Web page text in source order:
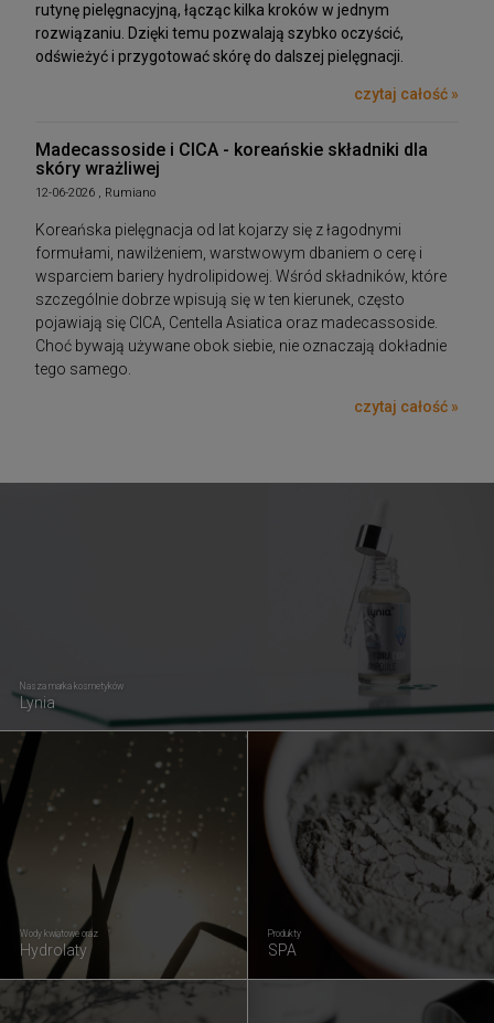
rutynę pielęgnacyjną, łącząc kilka kroków w jednym
rozwiązaniu. Dzięki temu pozwalają szybko oczyścić,
odświeżyć i przygotować skórę do dalszej pielęgnacji.
czytaj całość »
Madecassoside i CICA - koreańskie składniki dla
skóry wrażliwej
12-06-2026 , Rumiano
Koreańska pielęgnacja od lat kojarzy się z łagodnymi
formułami, nawilżeniem, warstwowym dbaniem o cerę i
wsparciem bariery hydrolipidowej. Wśród składników, które
szczególnie dobrze wpisują się w ten kierunek, często
pojawiają się CICA, Centella Asiatica oraz madecassoside.
Choć bywają używane obok siebie, nie oznaczają dokładnie
tego samego.
czytaj całość »
Nasza marka kosmetyków
Lynia
Wody kwiatowe oraz
Hydrolaty
Produkty
SPA